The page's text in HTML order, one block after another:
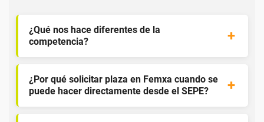
¿Qué nos hace diferentes de la
competencia?
¿Por qué solicitar plaza en Femxa cuando se
puede hacer directamente desde el SEPE?